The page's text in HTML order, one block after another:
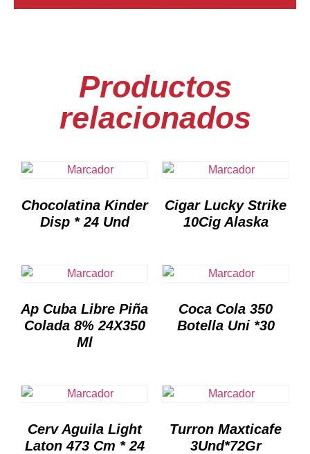
Productos
relacionados
Chocolatina Kinder
Disp * 24 Und
Cigar Lucky Strike
10Cig Alaska
Ap Cuba Libre Piña
Colada 8% 24X350
Ml
Coca Cola 350
Botella Uni *30
Cerv Aguila Light
Laton 473 Cm * 24
Turron Maxticafe
3Und*72Gr